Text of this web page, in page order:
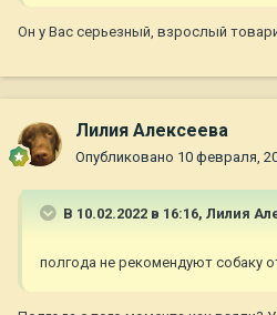
Он у Вас серьезный, взрослый
Лилия Алексеева
Опубликовано 10 февраля,
В 10.02.2022 в 16:16, Лилия
полгода не рекомендуют собаку